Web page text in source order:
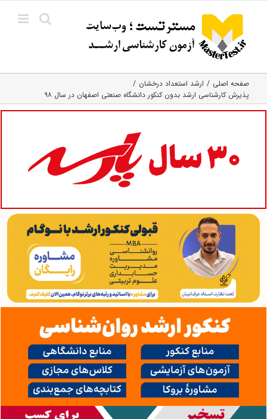
content
صفحه اصلی
ارشد استعداد درخشان
پذیرش کارشناسی ارشد بدون کنکور دانشگاه صنعتی اصفهان در سال ۹۸